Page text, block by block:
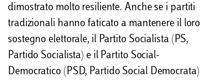
dimostrato molto resiliente. Anche se i partiti
tradizionali hanno faticato a mantenere il loro
sostegno elettorale, il Partito Socialista (PS,
Partido Socialista) e il Partito Social-
Democratico (PSD, Partido Social Democrata)